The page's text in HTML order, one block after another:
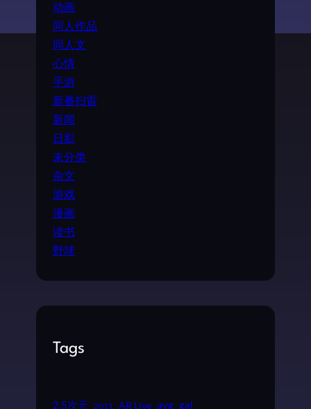
动画
同人作品
同人文
心情
手游
新番扫雷
新闻
日影
未分类
杂文
游戏
漫画
读书
野球
Tags
2.5次元 2011 AR Live avg gal